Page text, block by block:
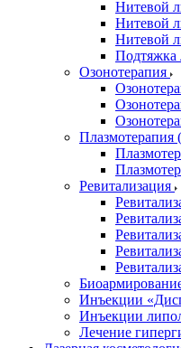
Нитевой
Нитевой
Нитевой
Подтяжка
Озонотерапия
Плазмотерапия
Ревитализация
Инъекции
Инъекции
Лечение